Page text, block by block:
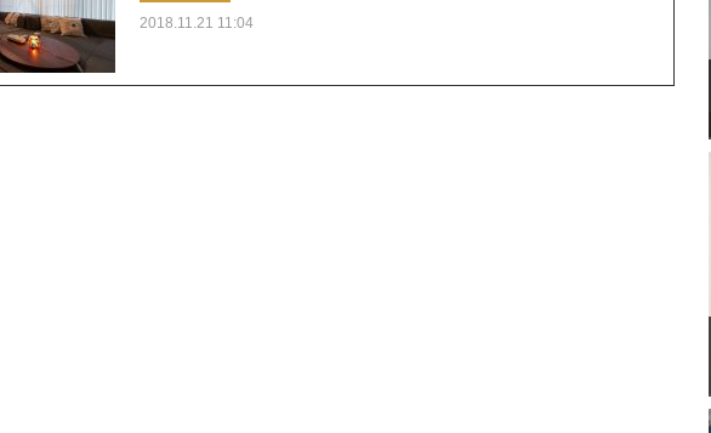
2018.11.21 11:04